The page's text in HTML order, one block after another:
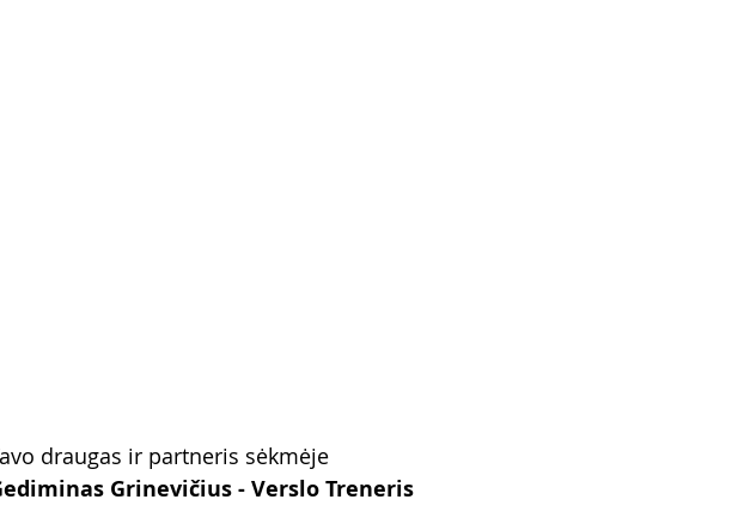
draugas ir partneris sėkmėje
Grinevičius - Verslo Treneris